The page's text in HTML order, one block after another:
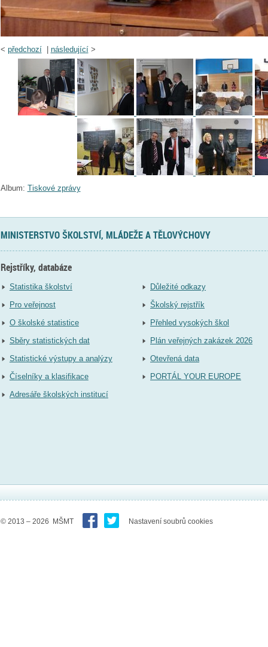
< předchozí| následující>
Album: Tiskové zprávy
MINISTERSTVO ŠKOLSTVÍ, MLÁDEŽE A TĚLOVÝCHOVY
Rejstříky, databáze
Statistika školství
Pro veřejnost
O školské statistice
Sběry statistických dat
Statistické výstupy a analýzy
Číselníky a klasifikace
Adresáře školských institucí
Důležité odkazy
Školský rejstřík
Přehled vysokých škol
Plán veřejných zakázek 2026
Otevřená data
PORTÁL YOUR EUROPE
© 2013 – 2026 MŠMT Nastavení soubrů cookies